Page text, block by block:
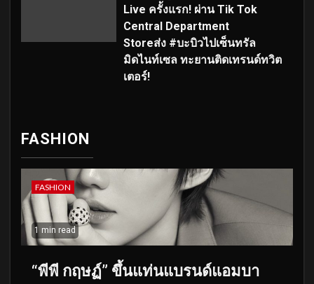
Live ครั้งแรก! ผ่าน Tik Tok
Central Department
Storeส่ง #บะบิวไปเซ็นทรัล
มิดไนท์เซล ทะยานติดเทรนด์ทวิต
เตอร์!
FASHION
FASHION
1 min read
“พีพี กฤษฏ์” ขึ้นแท่นแบรนด์แอมบา